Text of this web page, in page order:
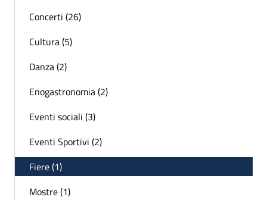
Concerti (26)
Cultura (5)
Danza (2)
Enogastronomia (2)
Eventi sociali (3)
Eventi Sportivi (2)
Fiere (1)
Mostre (1)